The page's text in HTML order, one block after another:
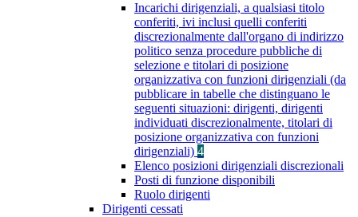
Incarichi dirigenziali, a qualsiasi titolo
conferiti, ivi inclusi quelli conferiti
discrezionalmente dall'organo di indirizzo
politico senza procedure pubbliche di
selezione e titolari di posizione
organizzativa con funzioni dirigenziali (da
pubblicare in tabelle che distinguano le
seguenti situazioni: dirigenti, dirigenti
individuati discrezionalmente, titolari di
posizione organizzativa con funzioni
dirigenziali) 4
Elenco posizioni dirigenziali discrezionali
Posti di funzione disponibili
Ruolo dirigenti
Dirigenti cessati